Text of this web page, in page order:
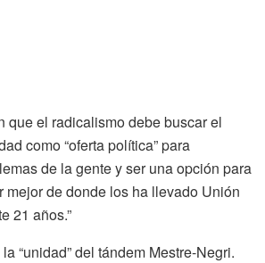
que el radicalismo debe buscar el
como “oferta política” para
de la gente y ser una opción para
mejor de donde los ha llevado Unión
21 años.”
“unidad” del tándem Mestre-Negri.